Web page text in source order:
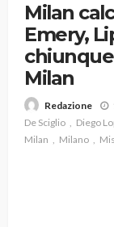
Milan
Emery,
Milan
Redazione
De Sciglio
Diego
Milan
Milano